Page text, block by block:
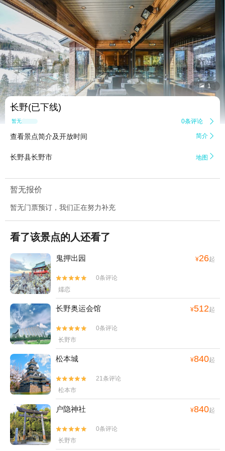
 1
长野(已下线)
暂无点评 0条评论 
查看景点简介及开放时间 简介 
长野县长野市 地图 
暂无报价
暂无门票预订，我们正在努力补充
看了该景点的人还看了
鬼押出园 ¥26起


0条评论
嬬恋
长野奥运会馆 ¥512起


0条评论
长野市
松本城 ¥840起


21条评论
松本市
户隐神社 ¥840起


0条评论
长野市
